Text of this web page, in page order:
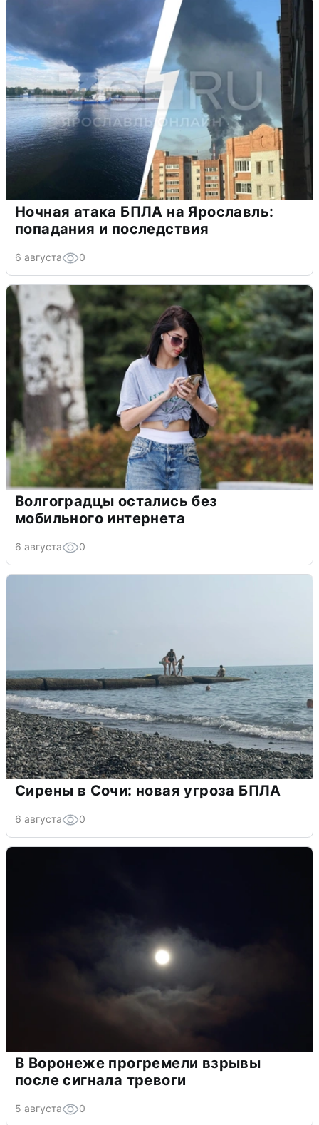
Ночная атака БПЛА на Ярославль:
попадания и последствия
6 августа 0
Волгоградцы остались без
мобильного интернета
6 августа 0
Сирены в Сочи: новая угроза БПЛА
6 августа 0
В Воронеже прогремели взрывы
после сигнала тревоги
5 августа 0